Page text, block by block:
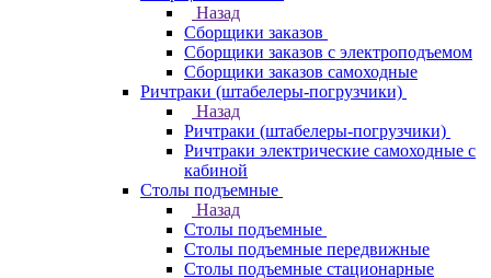
Назад
Сборщики заказов
Сборщики заказов с электроподъемом
Сборщики заказов самоходные
Ричтраки (штабелеры-погрузчики)
Назад
Ричтраки (штабелеры-погрузчики)
Ричтраки электрические самоходные с
кабиной
Столы подъемные
Назад
Столы подъемные
Столы подъемные передвижные
Столы подъемные стационарные